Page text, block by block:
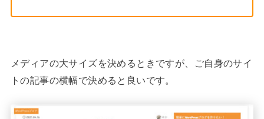
メディアの大サイズを決めるときですが、ご自身のサイ
トの記事の横幅で決めると良いです。